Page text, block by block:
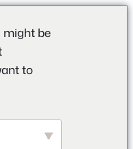
might be
to